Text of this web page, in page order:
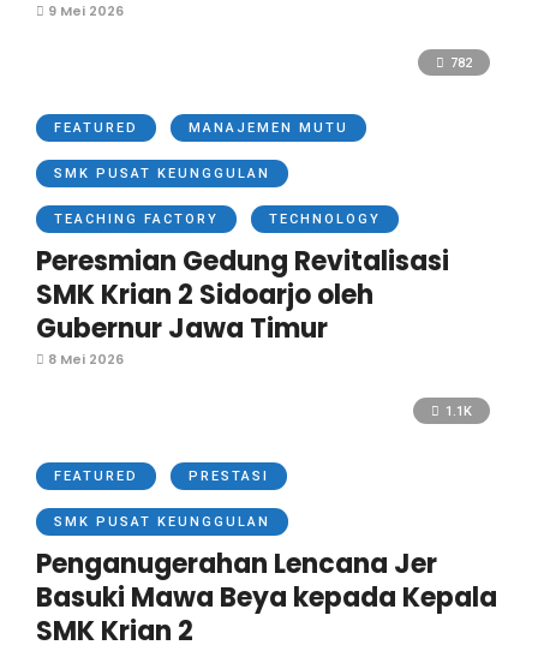
9 Mei 2026
782
FEATURED MANAJEMEN MUTU
SMK PUSAT KEUNGGULAN
TEACHING FACTORY TECHNOLOGY
Peresmian Gedung Revitalisasi
SMK Krian 2 Sidoarjo oleh
Gubernur Jawa Timur
8 Mei 2026
1.1K
FEATURED PRESTASI
SMK PUSAT KEUNGGULAN
Penganugerahan Lencana Jer
Basuki Mawa Beya kepada Kepala
SMK Krian 2